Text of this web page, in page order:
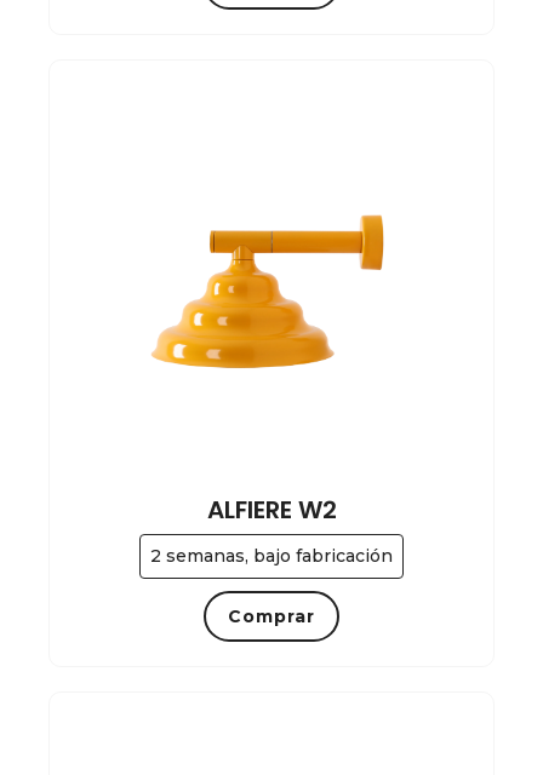
2 semanas, bajo fabricación
ALFIERE W2
Comprar